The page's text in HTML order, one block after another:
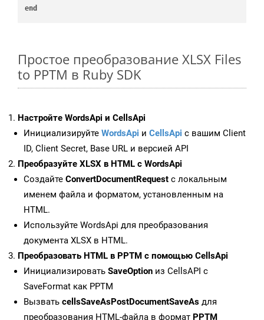
end
Простое преобразование XLSX Files
to PPTM в Ruby SDK
Настройте WordsApi и CellsApi
Инициализируйте WordsApi и CellsApi с вашим Client
ID, Client Secret, Base URL и версией API
Преобразуйте XLSX в HTML с WordsApi
Создайте ConvertDocumentRequest с локальным
именем файла и форматом, установленным на
HTML.
Используйте WordsApi для преобразования
документа XLSX в HTML.
Преобразовать HTML в PPTM с помощью CellsApi
Инициализировать SaveOption из CellsAPI с
SaveFormat как PPTM
Вызвать cellsSaveAsPostDocumentSaveAs для
преобразования HTML-файла в формат PPTM